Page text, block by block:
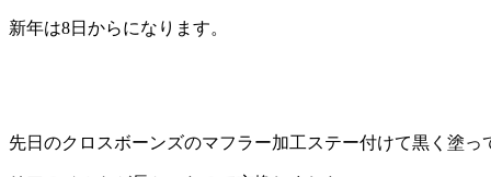
新年は8日からになります。
先日のクロスボーンズのマフラー加工ステー付けて黒く塗っ